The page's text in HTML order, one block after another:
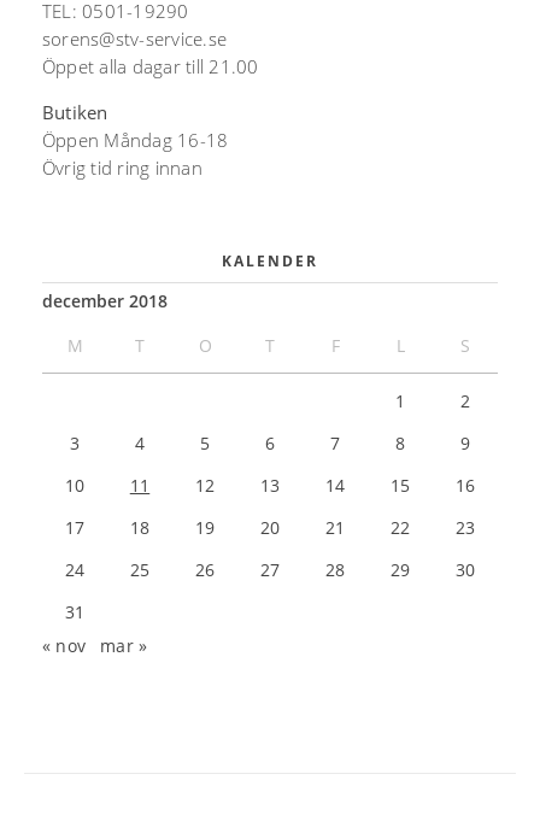
TEL: 0501-19290
sorens@stv-service.se
Öppet alla dagar till 21.00
Butiken
Öppen Måndag 16-18
Övrig tid ring innan
KALENDER
december 2018
M
T O T F L S
1
2
3
4 5 6 7 8
9
10
11 12 13 14 15
16
17
18 19 20 21 22
23
24
25 26 27 28 29
30
31
« nov
mar »